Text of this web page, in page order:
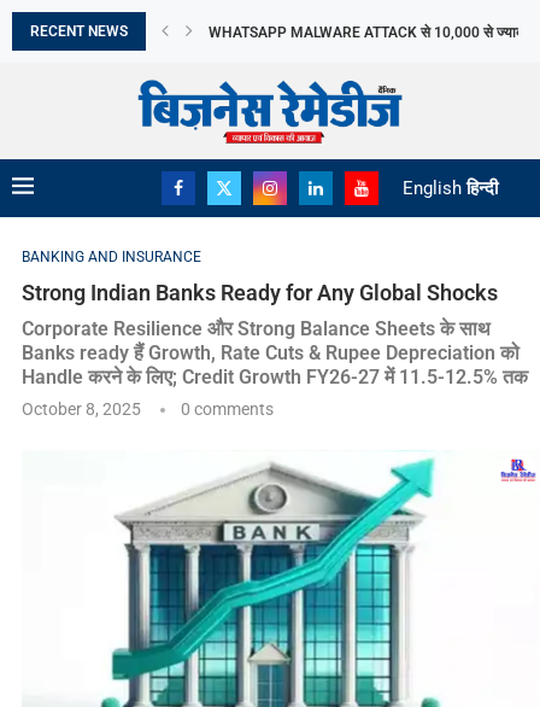
RECENT NEWS WHATSAPP MALWARE ATTACK से 10,000 से ज्यादा
English हिन्दी
BANKING AND INSURANCE
Strong Indian Banks Ready for Any Global Shocks
Corporate Resilience और Strong Balance Sheets के साथ
Banks ready हैं Growth, Rate Cuts & Rupee Depreciation को
Handle करने के लिए; Credit Growth FY26-27 में 11.5-12.5% तक
October 8, 2025 0 comments